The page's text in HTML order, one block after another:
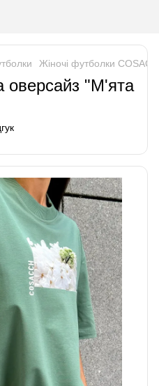
Жіночі футболки
оверсайз "М'ята